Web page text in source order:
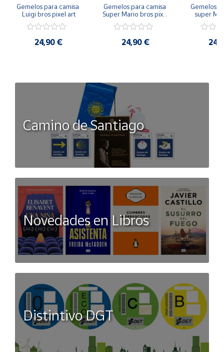
Gemelos para camisa
Luigi bros pixel art
24,90 €
Gemelos para camisa
Super Mario bros pixel
art
24,90 €
Gemelos
super
Luigi
Camino de Santiago
Novedades en Libros
Distintivo DGT